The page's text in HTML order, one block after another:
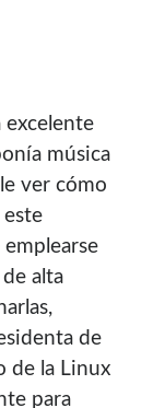
excelente
música
ver cómo
este
alta
de
de la Linux
para